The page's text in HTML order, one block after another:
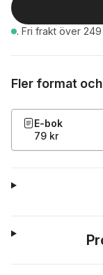
. Fri frakt över 249
Fler format
E-bok
79 kr